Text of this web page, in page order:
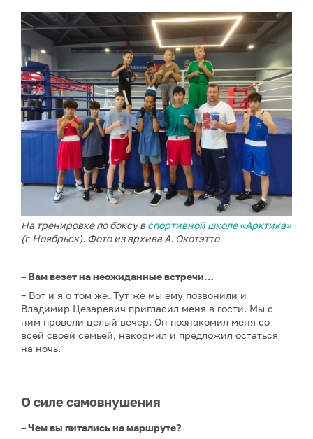
На тренировке по боксу вспортивной школе «Арктика»
(г. Ноябрьск). Фото из архива А. Окотэтто
– Вам везет на неожиданные встречи…
– Вот и я о том же. Тут же мы ему позвонили и
Владимир Цезаревич пригласил меня в гости. Мы с
ним провели целый вечер. Он познакомил меня со
всей своей семьей, накормил и предложил остаться
на ночь.
О силе самовнушения
– Чем вы питались на маршруте?